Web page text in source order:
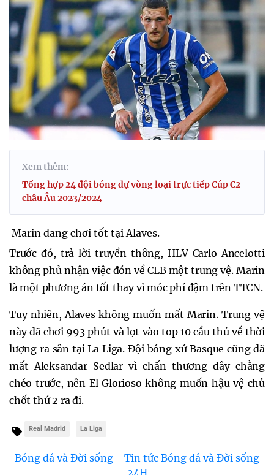
Xem thêm:
Tổng hợp 24 đội bóng dự vòng loại trực tiếp Cúp C2
châu Âu 2023/2024
Marin đang chơi tốt tại Alaves.
Trước đó, trả lời truyền thông, HLV Carlo Ancelotti
không phủ nhận việc đón về CLB một trung vệ. Marin
là một phương án tốt thay vì móc phí đậm trên TTCN.
Tuy nhiên, Alaves không muốn mất Marin. Trung vệ
này đã chơi 993 phút và lọt vào top 10 cầu thủ về thời
lượng ra sân tại La Liga. Đội bóng xứ Basque cũng đã
mất Aleksandar Sedlar vì chấn thương dây chằng
chéo trước, nên El Glorioso không muốn hậu vệ chủ
chốt thứ 2 ra đi.
Real Madrid La Liga
Bóng đá và Đời sống - Tin tức Bóng đá và Đời sống
24H